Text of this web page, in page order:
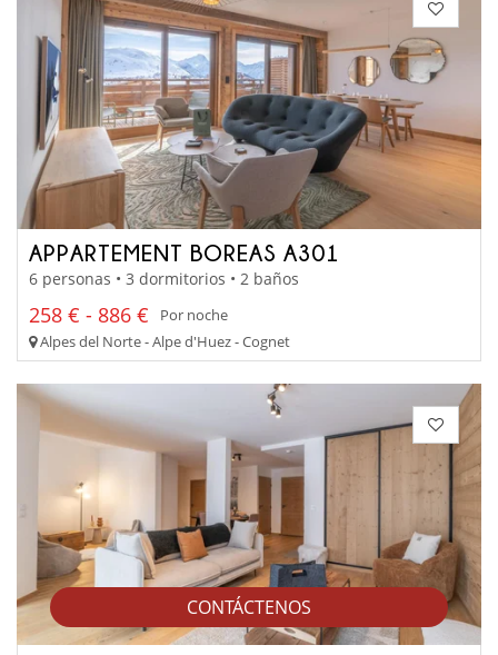
CONTÁCTENOS
APPARTEMENT BOREAS A301
6 personas • 3 dormitorios • 2 baños
258 € - 886 €
Por noche
Alpes del Norte - Alpe d'Huez - Cognet